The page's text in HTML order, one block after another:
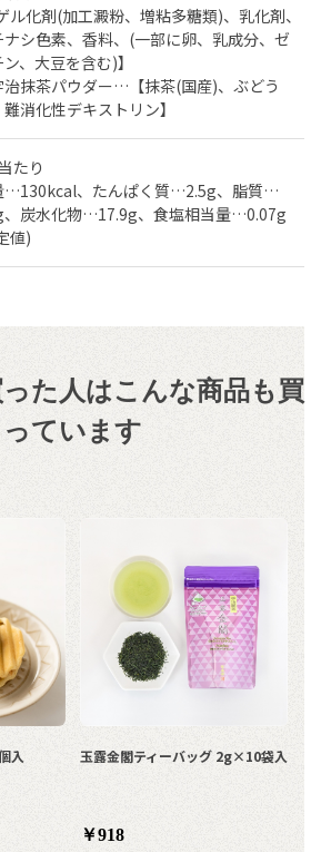
ル化剤(加工澱粉、増粘多糖類)、乳化剤、
ナシ色素、香料、(一部に卵、乳成分、ゼ
、大豆を含む)】
治抹茶パウダー…【抹茶(国産)、ぶどう
消化性デキストリン】
たり
…130kcal、たんぱく質…2.5g、脂質…
、炭水化物…17.9g、食塩相当量…0.07g
値)
た人はこんな商品も買
っています
入 玉露金閣ティーバッグ 2g×10袋入
￥918